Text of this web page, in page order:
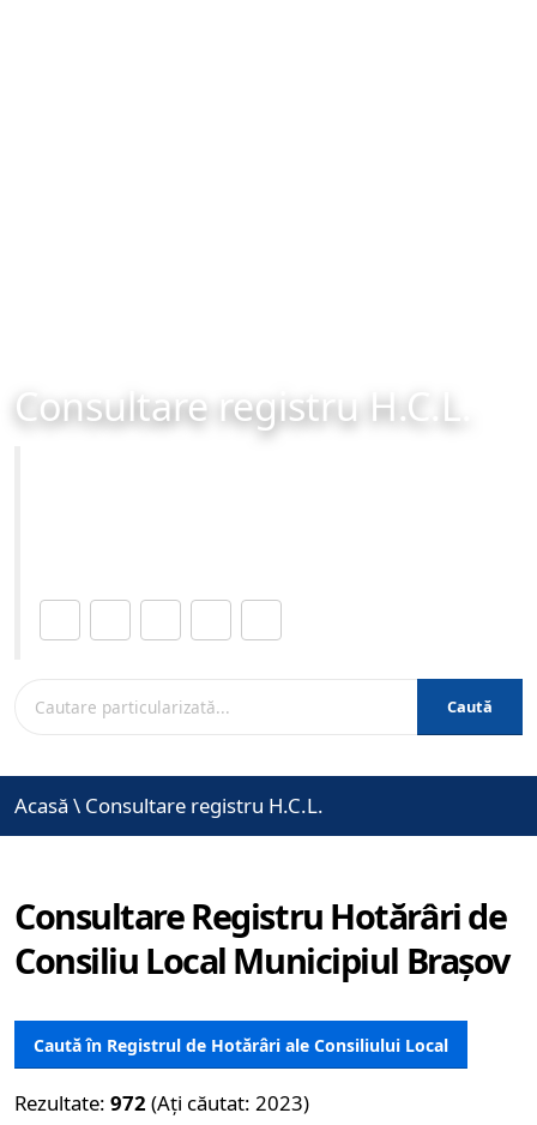
Consultare registru H.C.L.
Caută
Acasă \ Consultare registru H.C.L.
Consultare Registru Hotărâri de
Consiliu Local Municipiul Brașov
Caută în Registrul de Hotărâri ale Consiliului Local
Rezultate: 972 (Ați căutat: 2023)